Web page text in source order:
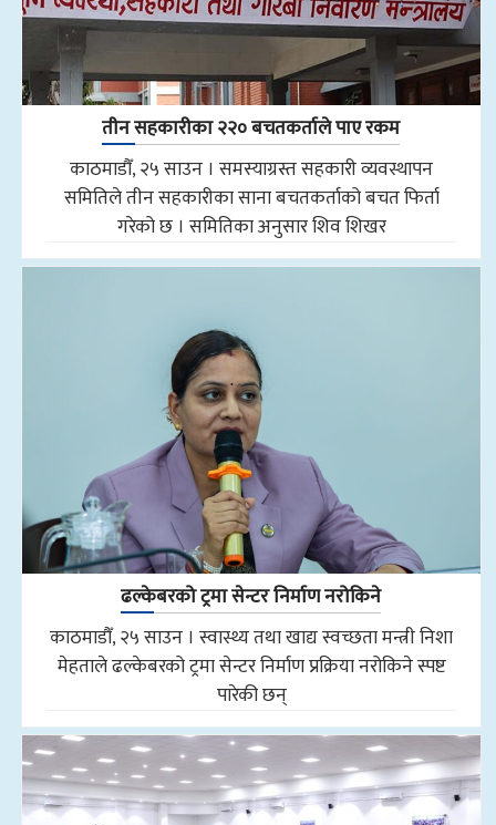
तीन सहकारीका २२० बचतकर्ताले पाए रकम
काठमाडौँ, २५ साउन । समस्याग्रस्त सहकारी व्यवस्थापन
समितिले तीन सहकारीका साना बचतकर्ताको बचत फिर्ता
गरेको छ । समितिका अनुसार शिव शिखर
ढल्केबरको ट्रमा सेन्टर निर्माण नरोकिने
काठमाडौँ, २५ साउन । स्वास्थ्य तथा खाद्य स्वच्छता मन्त्री निशा
मेहताले ढल्केबरको ट्रमा सेन्टर निर्माण प्रक्रिया नरोकिने स्पष्ट
पारेकी छन्